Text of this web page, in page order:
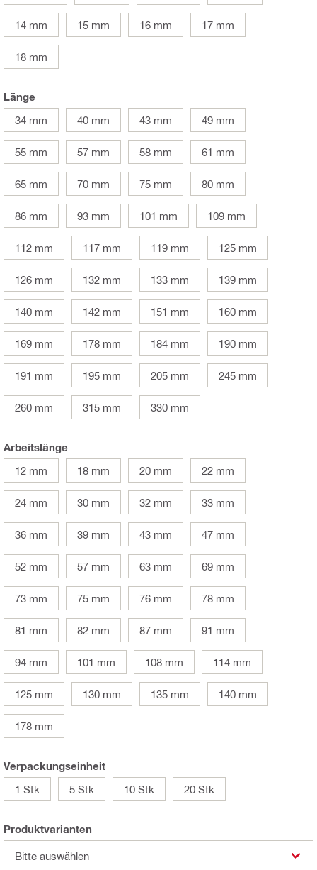
14 mm 15 mm 16 mm 17 mm
18 mm
Länge
34 mm
40 mm 43 mm 49 mm
55 mm 57 mm 58 mm 61 mm
65 mm 70 mm 75 mm 80 mm
86 mm 93 mm 101 mm 109 mm
112 mm 117 mm 119 mm 125 mm
126 mm 132 mm 133 mm 139 mm
140 mm 142 mm 151 mm 160 mm
169 mm 178 mm 184 mm 190 mm
191 mm 195 mm 205 mm 245 mm
260 mm 315 mm 330 mm
Arbeitslänge
12 mm
18 mm 20 mm 22 mm
24 mm 30 mm 32 mm 33 mm
36 mm 39 mm 43 mm 47 mm
52 mm 57 mm 63 mm 69 mm
73 mm 75 mm 76 mm 78 mm
81 mm 82 mm 87 mm 91 mm
94 mm 101 mm 108 mm 114 mm
125 mm 130 mm 135 mm 140 mm
178 mm
Verpackungseinheit
1 Stk
5 Stk 10 Stk 20 Stk
Produktvarianten
Bitte auswählen